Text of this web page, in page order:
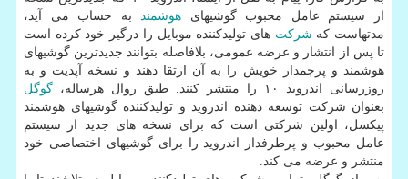
از سیستم عامل محبوب گوشیهای هوشمندبه حساب می آید،
مدتهاست كه شركت های تولیدكننده موبایل را درگیر خود كرده است
تا پس از انتشار و عرضه عمومی، بلافاصله بتوانند جدیدترین گوشیهای
هوشمند و پرچمدار خویش را به آن ارتقا دهند و نسخه آپدیت و به
روزرسانی اندروید ۱۰ را منتشر كنند. طبق روال هرساله،
گوگل
بعنوان شركت توسعه دهنده اندروید و تولیدكننده گوشیهای هوشمند
پیكسل، اولین شركتی است كه برای نسخه های جدید از سیستم
عامل محبوب و پرطرفدار اندروید را برای گوشیهای اختصاصی خود
منتشر و عرضه می كند.